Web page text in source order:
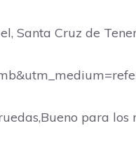
Santa Cruz de
para los